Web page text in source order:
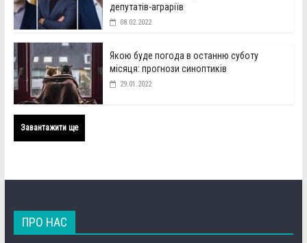
депутатів-аграріїв
08.02.2022
Якою буде погода в останню суботу
місяця: прогнози синоптиків
29.01.2022
Завантажити ще
ПРО НАС